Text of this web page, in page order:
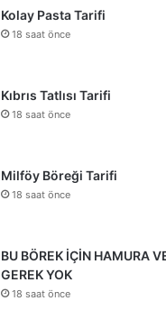
Kolay Pasta Tarifi
18 saat önce
Kıbrıs Tatlısı Tarifi
18 saat önce
Milföy Böreği Tarifi
18 saat önce
BU BÖREK İÇİN HAMURA
GEREK YOK
18 saat önce